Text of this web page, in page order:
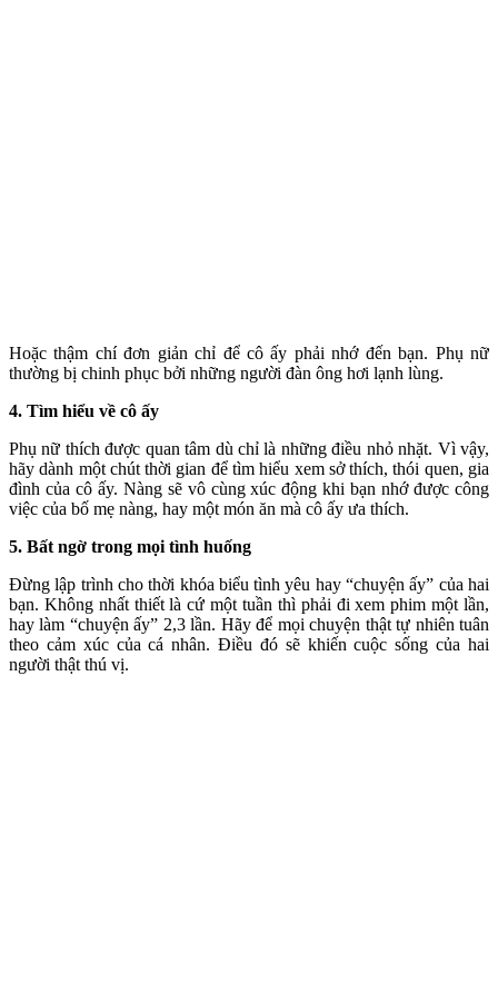
Hoặc thậm chí đơn giản chỉ để cô ấy phải nhớ đến bạn. Phụ nữ
thường bị chinh phục bởi những người đàn ông hơi lạnh lùng.
4. Tìm hiểu về cô ấy
Phụ nữ thích được quan tâm dù chỉ là những điều nhỏ nhặt. Vì vậy,
hãy dành một chút thời gian để tìm hiểu xem sở thích, thói quen, gia
đình của cô ấy. Nàng sẽ vô cùng xúc động khi bạn nhớ được công
việc của bố mẹ nàng, hay một món ăn mà cô ấy ưa thích.
5. Bất ngờ trong mọi tình huống
Đừng lập trình cho thời khóa biểu tình yêu hay “chu‌yện ấ‌y” của hai
bạn. Không nhất thiết là cứ một tuần thì phải đi xem phim một lần,
hay làm “chu‌yện ấ‌y” 2,3 lần. Hãy để mọi chuyện thật tự nhiên tuân
theo cảm xúc của cá nhân. Điều đó sẽ khiến cuộc sống của hai
người thật thú vị.